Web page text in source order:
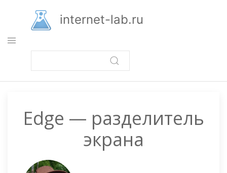
основному
содержанию
internet-lab.ru
Edge — разделитель
экрана